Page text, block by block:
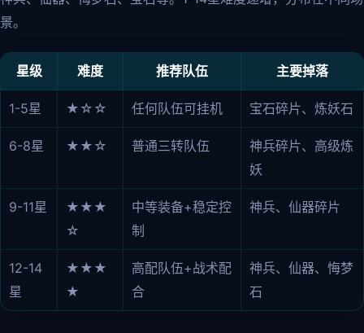
景。
星级 难度 推荐队伍 主要掉落
1-5星 ★☆☆ 任何队伍可挂机 宝石碎片、炼妖石
6-8星 ★★☆ 普通三转队伍
神兵碎片、高级炼
妖
9-11星
★★★
☆
中等装备+稳定控
制
神兵、仙器碎片
12-14
星
★★★
★
高配队伍+战术配
合
神兵、仙器、悔梦
石